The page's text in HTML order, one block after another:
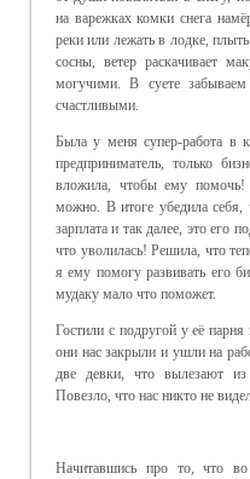
на варежках комки снега
реки или лежать в лодке,
сосны, ветер раскачивает
могучими. В суете
счастливыми.
Была у меня супер-работа
предприниматель, только
вложила, чтобы ему помочь!
можно. В итоге убедила себя,
зарплата и так далее, это его
что уволилась! Решила, что
я ему помогу развивать его
мудаку мало что поможет.
Гостили с подругой у её
они нас закрыли и ушли на
две девки, что вылезают
Повезло, что нас никто не
Начитавшись про то, что